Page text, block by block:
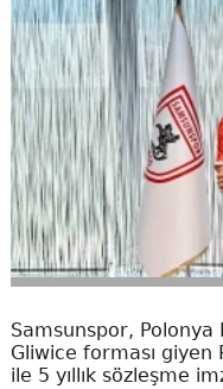
Samsunspor,
Gliwice forması giyen
ile 5 yıllık sözleşme